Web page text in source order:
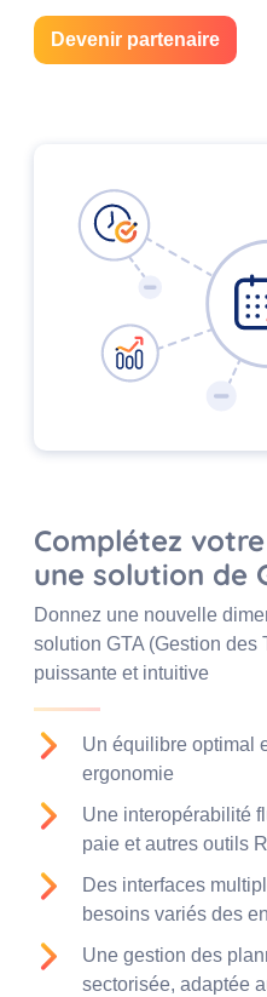
Devenir partenaire
Complétez
une solution de
Donnez une nouvelle
solution GTA (Gestion des
puissante et intuitive
Un équilibre optimal
ergonomie
Une interopérabilité
paie et autres outils
Des interfaces
besoins variés des
Une gestion des
sectorisée, adaptée